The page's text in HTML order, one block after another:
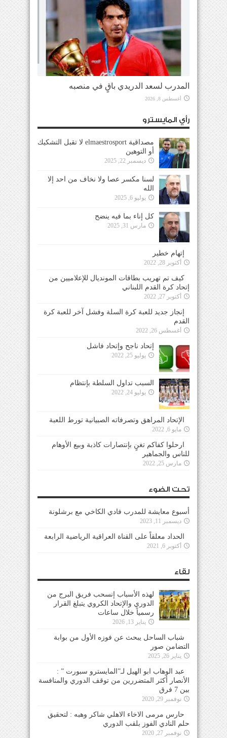
المدرب لسعد الدريدي باقٍ في منصبه
أغسطس 8, 2026
رأي المايسترو
مصداقية elmaestrosport لا تقبل التشكيك
أو التوهين
ديسمبر 22, 2025
لسنا مكسر عصا ولا نخاف من احد إلا
الله
يوليو 6, 2025
كل إناء بما فيه ينضح
مارس 31, 2025
إتهام خطير
أكتوبر 28, 2022
كيف تم تهريب بطاقات المونديال للإعلاميين من
إتحاد كرة القدم اللبناني
أكتوبر 27, 2022
إنجاز جديد للعبة كرة السلة وفشل آخر للعبة كرة
القدم
أغسطس 26, 2022
إتحاد ناجح وإتحاد فاشل
يوليو 25, 2022
السبب تداول السلطة بإنتظام
يوليو 24, 2022
الإتحاد المراهق وتصرفاته الصبيانية تورط اللعبة
مايو 6, 2022
ارحلوا كفاكم تغنٍ بإنتصارات كاذبة وبيع الأوهام
للناس والجماهير
مارس 25, 2022
تحت الضوء
أسبوع معايشة للمدرب فادي الكاخي مع برشلونة
ديسمبر 11, 2023
الحداد معلقاً على القناة العراقية الرياضية الرابعة
أكتوبر 6, 2021
لقاء
لهذه الأسباب إنسحب فريق البرج من
الدوري والإتحاد الكروي يتبلغ القرار
رسمياً خلال ساعات
يناير 13, 2026
شباب الساحل يبحث عن فوزه الأول من بوابة
التضامن صور
يناير 26, 2025
عبد الوهاب ابو الهيل لـ”المايسترو سبورت ” :
الأنصار أكثر المتضررين من توقف الدوري والمنافسة
بين 7 فرق
نوفمبر 29, 2020
حارس مرمى الاخاء الاهلي شاكر وهبه : لتحقيق
حلم النادي الفوز بلقب الدوري
نوفمبر 27, 2020